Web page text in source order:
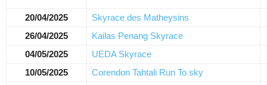
20/04/2025 Skyrace des Matheysins
26/04/2025
Kailas Penang Skyrace
04/05/2025
UEDA Skyrace
10/05/2025
Corendon Tahtali Run To sky